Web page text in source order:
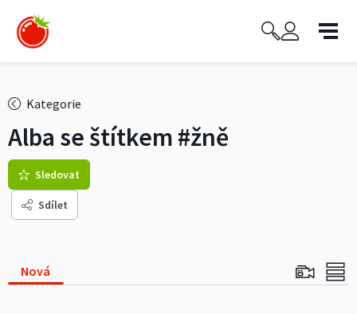
Kategorie
Alba se štítkem #žně
Sledovat
Sdílet
Nová